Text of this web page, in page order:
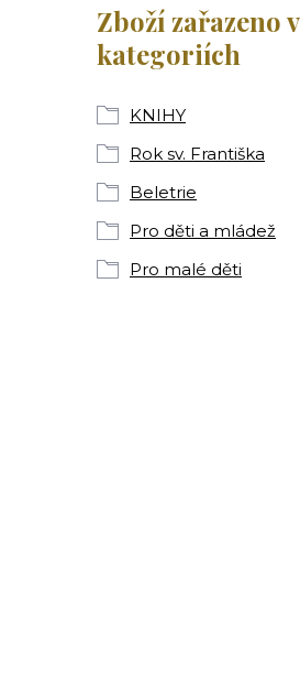
Zboží zařazeno v
kategoriích
KNIHY
Rok sv. Františka
Beletrie
Pro děti a mládež
Pro malé děti